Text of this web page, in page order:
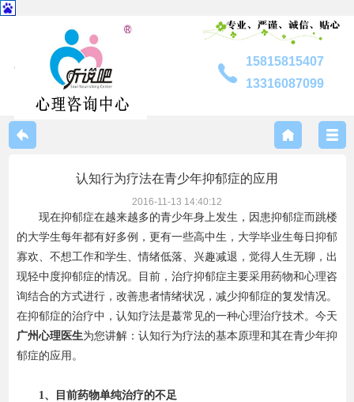
15815815407
13316087099
联系我们
专家风采
服务内容
咨询指南
资费标准
认知行为疗法在青少年抑郁症的应用
2016-11-13 14:40:12
现在抑郁症在越来越多的青少年身上发生，因患抑郁症而跳楼
的大学生每年都有好多例，更有一些高中生，大学毕业生每日抑郁
寡欢、不想工作和学生、情绪低落、兴趣减退，觉得人生无聊，出
现轻中度抑郁症的情况。目前，治疗抑郁症主要采用药物和心理咨
询结合的方式进行，改善患者情绪状况，减少抑郁症的复发情况。
在抑郁症的治疗中，认知疗法是蕞常见的一种心理治疗技术。今天
广州心理医生为您讲解：认知行为疗法的基本原理和其在青少年抑
郁症的应用。
1、目前药物单纯治疗的不足